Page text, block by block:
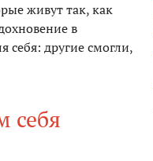
живут так, как
в
себя: другие смогли,
себя